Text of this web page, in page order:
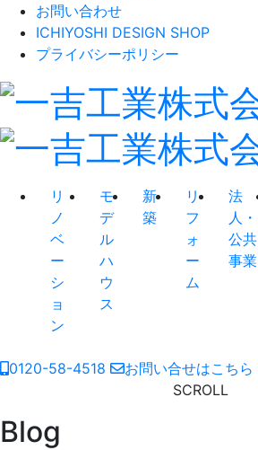
お問い合わせ
ICHIYOSHI DESIGN SHOP
プライバシーポリシー
リ
ノ
ベ
ー
シ
ョ
ン
モ
デ
ル
ハ
ウ
ス
新
築
リ
フ
ォ
ー
ム
法
人・
公共
事業
0120-58-4518
お問い合せはこちら
SCROLL
Blog